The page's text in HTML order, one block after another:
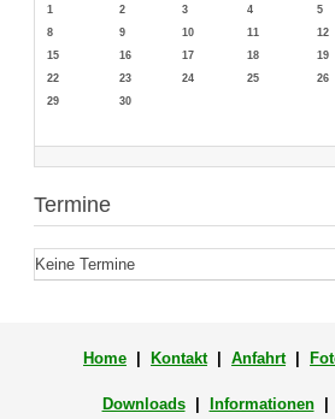
1 2 3 4 5
8
9 10 11 12
15
16 17 18 19
22
23 24 25 26
29
30
Termine
Keine Termine
Home Kontakt Anfahrt
Downloads| Informationen|